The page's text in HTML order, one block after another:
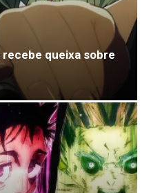
queixa sobre